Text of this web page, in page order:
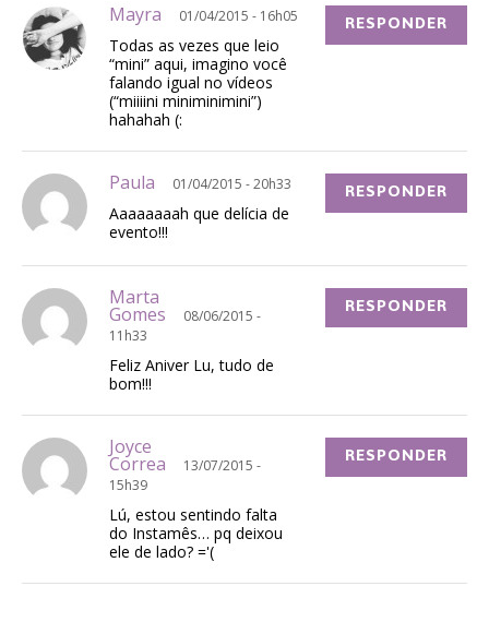
Mayra 01/04/2015 - 16h05
Todas as vezes que leio
“mini” aqui, imagino você
falando igual no vídeos
(“miiiini miniminimini”)
hahahah (:
RESPONDER
Paula 01/04/2015 - 20h33
Aaaaaaaah que delícia de
evento!!!
RESPONDER
Marta
Gomes
08/06/2015 -
11h33
Feliz Aniver Lu, tudo de
bom!!!
RESPONDER
Joyce
Correa
13/07/2015 -
15h39
Lú, estou sentindo falta
do Instamês… pq deixou
ele de lado? ='(
RESPONDER